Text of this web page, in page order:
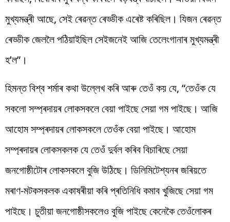
মুখ্যমন্ত্ৰী আছে, সেই ৰেৱন্ত ৰেড্ডীক এৰেষ্ট কৰিছিল। যিজন ৰেৱন্ত
ৰেড্ডীক জেললৈ পঠিয়াইছিল সেইজনেই আজি তেলেংগানাৰ মুখ্যমন্ত্ৰী
হ’ল”।
হিমন্ত বিশ্ব শৰ্মাৰ কথা উল্লেখ কৰি আৰু তেওঁ কয় যে, “তেওঁক যে
সকলো সম্প্ৰদায়ৰ লোকসকলে বেয়া পাইছে সেয়া গম পাইছে। আজি
আহোম সম্প্ৰদায়ৰ লোকসকলে তেওঁক বেয়া পাইছে। আহোম
সম্প্ৰদায়ৰ লোকসকলক যে তেওঁ দুৰ্বল কৰিব বিচাৰিছে সেয়া
জনগোষ্ঠীটোৰ লোকসকলে বুজি উঠিছে। ডিলিমিটেশ্যনৰ জৰিয়তে
মৰাণ-মটকসকলক একাষৰীয়া কৰি প্ৰতিনিধি কমাব খুজিছে সেয়া গম
পাইছে। চুতীয়া জনগোষ্ঠীসকলেও বুজি পাইছে কেনেকৈ তেওঁলোকৰ